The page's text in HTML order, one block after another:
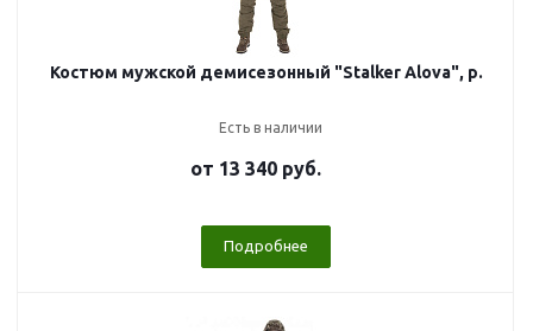
Костюм мужской демисезонный "Stalker Alova", р.
Есть в наличии
от 13 340 руб.
Подробнее